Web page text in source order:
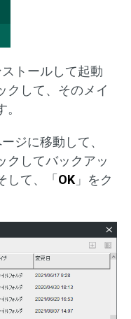
トールして起動
クして、そのメイ
ージに移動して、
クしてバックアッ
して、「 OK 」をク